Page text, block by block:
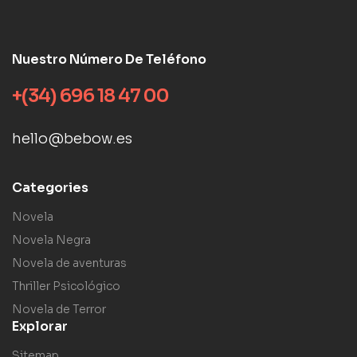
Nuestro Número De Teléfono
+(34) 696 18 47 00
hello@bebow.es
Categories
Novela
Novela Negra
Novela de aventuras
Thriller Psicológico
Novela de Terror
Explorar